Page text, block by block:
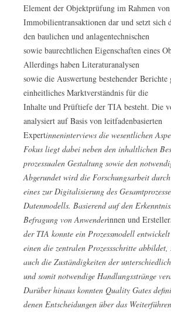
Element der Objektprüfung im Rahmen von
Immobilientransaktionen dar und setzt sich
den baulichen und anlagentechnischen
sowie baurechtlichen Eigenschaften eines
Allerdings haben Literaturanalysen
sowie die Auswertung bestehender Berichte
einheitliches Marktverständnis für die
Inhalte und Prüftiefe der TIA besteht. Die
analysiert auf Basis von leitfadenbasierten
Expertinneninterviews die wesentlichen
Fokus liegt dabei neben den inhaltlichen
prozessualen Gestaltung sowie den
Abgerundet wird die Forschungsarbeit
eines zur Digitalisierung des
Datenmodells. Basierend auf den
Befragung von Anwenderinnen und Ersteller
der TIA konnte ein Prozessmodell
einen die zentralen Prozessschritte abbildet,
auch die Zuständigkeiten der
und somit notwendige Handlungsstränge
Darüber hinaus konnten Quality Gates
denen Entscheidungen über das